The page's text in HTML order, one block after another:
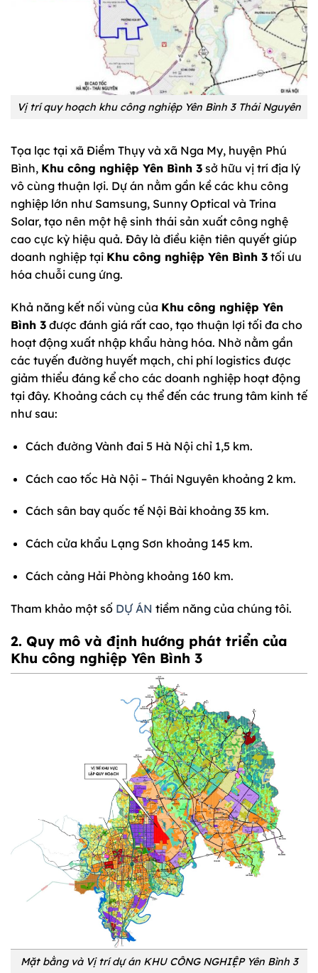
Vị trí quy hoạch khu công nghiệp Yên Bình 3 Thái Nguyên
Tọa lạc tại xã Điềm Thụy và xã Nga My, huyện Phú
Bình, Khu công nghiệp Yên Bình 3 sở hữu vị trí địa lý
vô cùng thuận lợi. Dự án nằm gần kề các khu công
nghiệp lớn như Samsung, Sunny Optical và Trina
Solar, tạo nên một hệ sinh thái sản xuất công nghệ
cao cực kỳ hiệu quả. Đây là điều kiện tiên quyết giúp
doanh nghiệp tại Khu công nghiệp Yên Bình 3 tối ưu
hóa chuỗi cung ứng.
Khả năng kết nối vùng của Khu công nghiệp Yên
Bình 3 được đánh giá rất cao, tạo thuận lợi tối đa cho
hoạt động xuất nhập khẩu hàng hóa. Nhờ nằm gần
các tuyến đường huyết mạch, chi phí logistics được
giảm thiểu đáng kể cho các doanh nghiệp hoạt động
tại đây. Khoảng cách cụ thể đến các trung tâm kinh tế
như sau:
Cách đường Vành đai 5 Hà Nội chỉ 1,5 km.
Cách cao tốc Hà Nội – Thái Nguyên khoảng 2 km.
Cách sân bay quốc tế Nội Bài khoảng 35 km.
Cách cửa khẩu Lạng Sơn khoảng 145 km.
Cách cảng Hải Phòng khoảng 160 km.
Tham khảo một số DỰ ÁN tiềm năng của chúng tôi.
2. Quy mô và định hướng phát triển của
Khu công nghiệp Yên Bình 3
Mặt bằng và Vị trí dự án KHU CÔNG NGHIỆP Yên Bình 3